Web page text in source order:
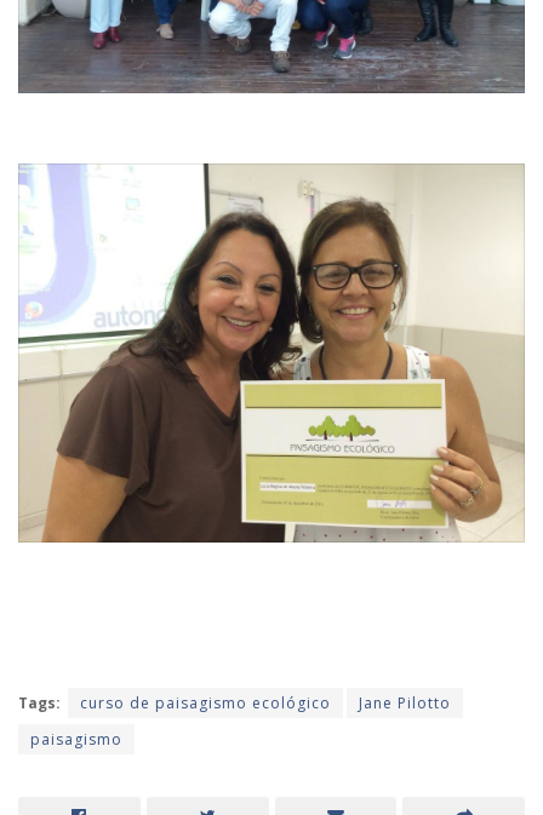
Tags: curso de paisagismo ecológico
Jane Pilotto
paisagismo